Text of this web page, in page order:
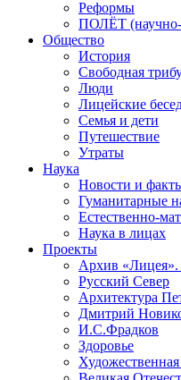
Реформы
ПОЛЁТ (научно-
Общество
История
Свободная
Люди
Лицейские
Семья и дети
Путешествие
Утраты
Наука
Новости и
Гуманитарные
Естественно-
Наука в лицах
Проекты
Архив
Русский Север
Архитектура
Дмитрий
И.С.Фрадков
Здоровье